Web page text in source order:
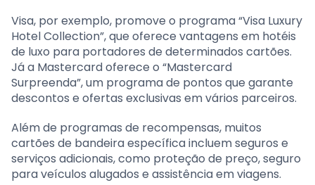
Visa, por exemplo, promove o programa “Visa Luxury
Hotel Collection”, que oferece vantagens em hotéis
de luxo para portadores de determinados cartões.
Já a Mastercard oferece o “Mastercard
Surpreenda”, um programa de pontos que garante
descontos e ofertas exclusivas em vários parceiros.
Além de programas de recompensas, muitos
cartões de bandeira específica incluem seguros e
serviços adicionais, como proteção de preço, seguro
para veículos alugados e assistência em viagens.